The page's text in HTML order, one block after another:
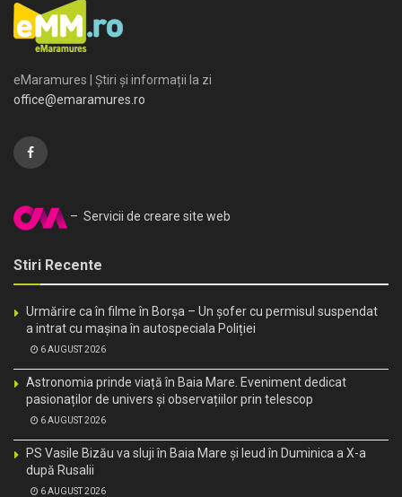
eMaramures | Știri și informații la zi
office@emaramures.ro
– Servicii de creare site web
Stiri Recente
Urmărire ca în filme în Borșa – Un șofer cu permisul suspendat
a intrat cu mașina în autospeciala Poliției
6 AUGUST 2026
Astronomia prinde viață în Baia Mare. Eveniment dedicat
pasionaților de univers și observațiilor prin telescop
6 AUGUST 2026
PS Vasile Bizău va sluji în Baia Mare și Ieud în Duminica a X-a
după Rusalii
6 AUGUST 2026